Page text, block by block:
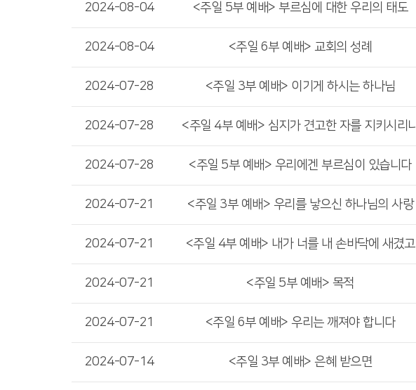
2024-08-04 <주일 5부 예배> 부르심에 대한 우리의 태도
2024-08-04 <주일 6부 예배> 교회의 성례
2024-07-28 <주일 3부 예배> 이기게 하시는 하나님
2024-07-28 <주일 4부 예배> 심지가 견고한 자를 지키시리니
2024-07-28 <주일 5부 예배> 우리에겐 부르심이 있습니다
2024-07-21 <주일 3부 예배> 우리를 낳으신 하나님의 사랑
2024-07-21 <주일 4부 예배> 내가 너를 내 손바닥에 새겼고
2024-07-21 <주일 5부 예배> 목적
2024-07-21 <주일 6부 예배> 우리는 깨져야 합니다
2024-07-14 <주일 3부 예배> 은혜 받으면